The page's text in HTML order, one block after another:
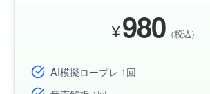
¥980（税込）
AI模擬ロープレ 1回